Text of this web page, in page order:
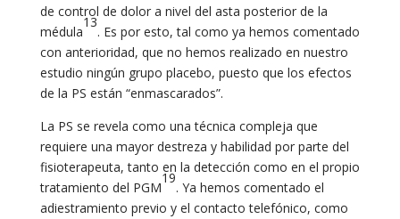
de control de dolor a nivel del asta posterior de la
médula
13
. Es por esto, tal como ya hemos comentado
con anterioridad, que no hemos realizado en nuestro
estudio ningún grupo placebo, puesto que los efectos
de la PS están “enmascarados”.
La PS se revela como una técnica compleja que
requiere una mayor destreza y habilidad por parte del
fisioterapeuta, tanto en la detección como en el propio
tratamiento del PGM
19
. Ya hemos comentado el
adiestramiento previo y el contacto telefónico, como